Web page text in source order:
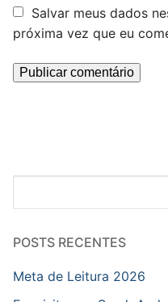
Salvar meus dados
próxima vez que eu
POSTS RECENTES
Meta de Leitura 2026